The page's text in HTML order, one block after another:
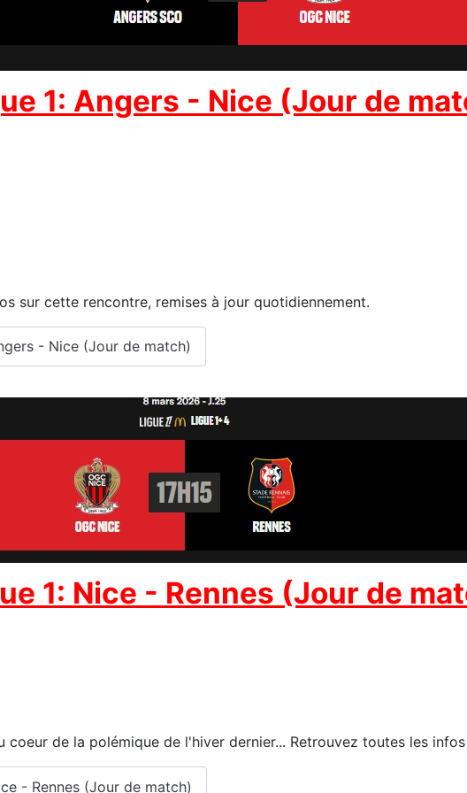
1: Angers - Nice (Jour de
sur cette rencontre, remises à jour quotidiennement.
- Nice (Jour de match)
1: Nice - Rennes (Jour de
coeur de la polémique de l'hiver dernier... Retrouvez toutes les
- Rennes (Jour de match)